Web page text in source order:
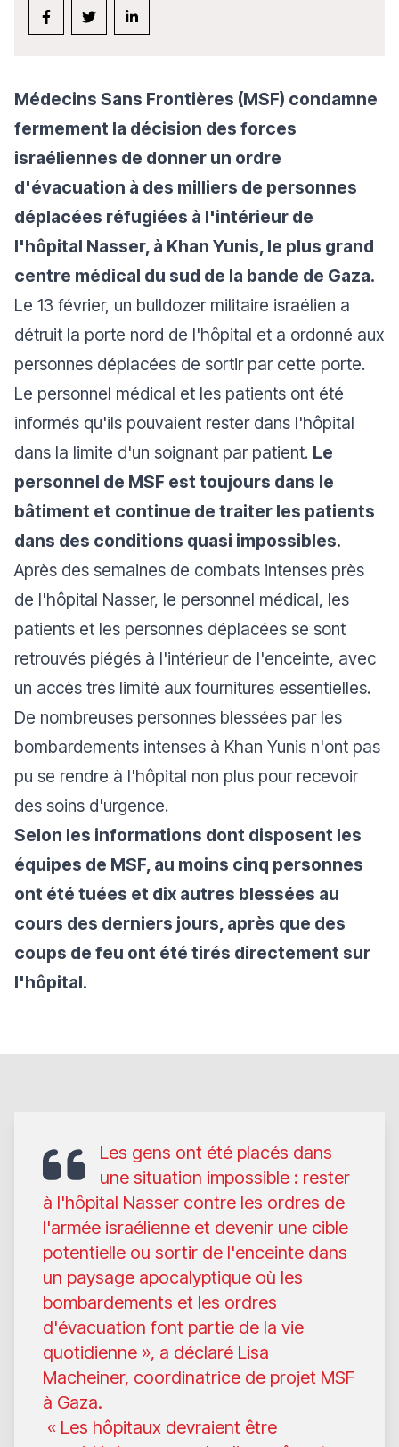
Médecins Sans Frontières (MSF) condamne
fermement la décision des forces
israéliennes de donner un ordre
d'évacuation à des milliers de personnes
déplacées réfugiées à l'intérieur de
l'hôpital Nasser, à Khan Yunis, le plus grand
centre médical du sud de la bande de Gaza.
Le 13 février, un bulldozer militaire israélien a
détruit la porte nord de l'hôpital et a ordonné aux
personnes déplacées de sortir par cette porte.
Le personnel médical et les patients ont été
informés qu'ils pouvaient rester dans l'hôpital
dans la limite d'un soignant par patient. Le
personnel de MSF est toujours dans le
bâtiment et continue de traiter les patients
dans des conditions quasi impossibles.
Après des semaines de combats intenses près
de l'hôpital Nasser, le personnel médical, les
patients et les personnes déplacées se sont
retrouvés piégés à l'intérieur de l'enceinte, avec
un accès très limité aux fournitures essentielles.
De nombreuses personnes blessées par les
bombardements intenses à Khan Yunis n'ont pas
pu se rendre à l'hôpital non plus pour recevoir
des soins d'urgence.
Selon les informations dont disposent les
équipes de MSF, au moins cinq personnes
ont été tuées et dix autres blessées au
cours des derniers jours, après que des
coups de feu ont été tirés directement sur
l'hôpital.
Les gens ont été placés dans
une situation impossible : rester
à l'hôpital Nasser contre les ordres de
l'armée israélienne et devenir une cible
potentielle ou sortir de l'enceinte dans
un paysage apocalyptique où les
bombardements et les ordres
d'évacuation font partie de la vie
quotidienne », a déclaré Lisa
Macheiner, coordinatrice de projet MSF
à Gaza.
« Les hôpitaux devraient être